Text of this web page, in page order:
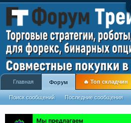
Главная Форум
Поиск сообщений Последние сообщения
🔥 Топ складчин